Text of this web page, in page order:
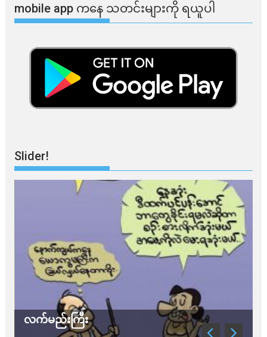
mobile app ​​ကနေ ​​သတင်းများကို ရယူပါ
Slider!
လက်မည်းကြီး